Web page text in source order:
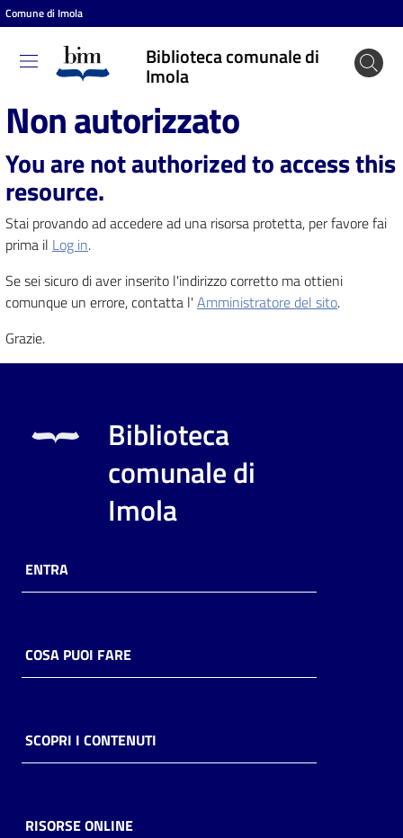
Vai al contenuto
Vai alla navigazione
Vai al footer
Comune di Imola
Biblioteca comunale di
Imola
Biblioteca
comunale
di Imola
Entra
Cosa
puoi
fare
contenuti
Casa
Piani
Archivio
storico
Non autorizzato
You are not authorized to access this
resource.
Stai provando ad accedere ad una risorsa protetta, per favore fai
prima il Log in.
Se sei sicuro di aver inserito l'indirizzo corretto ma ottieni
comunque un errore, contatta l' Amministratore del sito.
Grazie.
Biblioteca
comunale di
Imola
ENTRA
COSA PUOI FARE
SCOPRI I CONTENUTI
RISORSE ONLINE